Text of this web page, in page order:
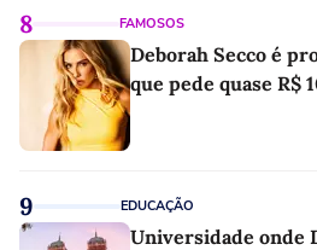
8 FAMOSOS
Deborah Secco é
que pede quase R$
9 EDUCAÇÃO
Universidade onde